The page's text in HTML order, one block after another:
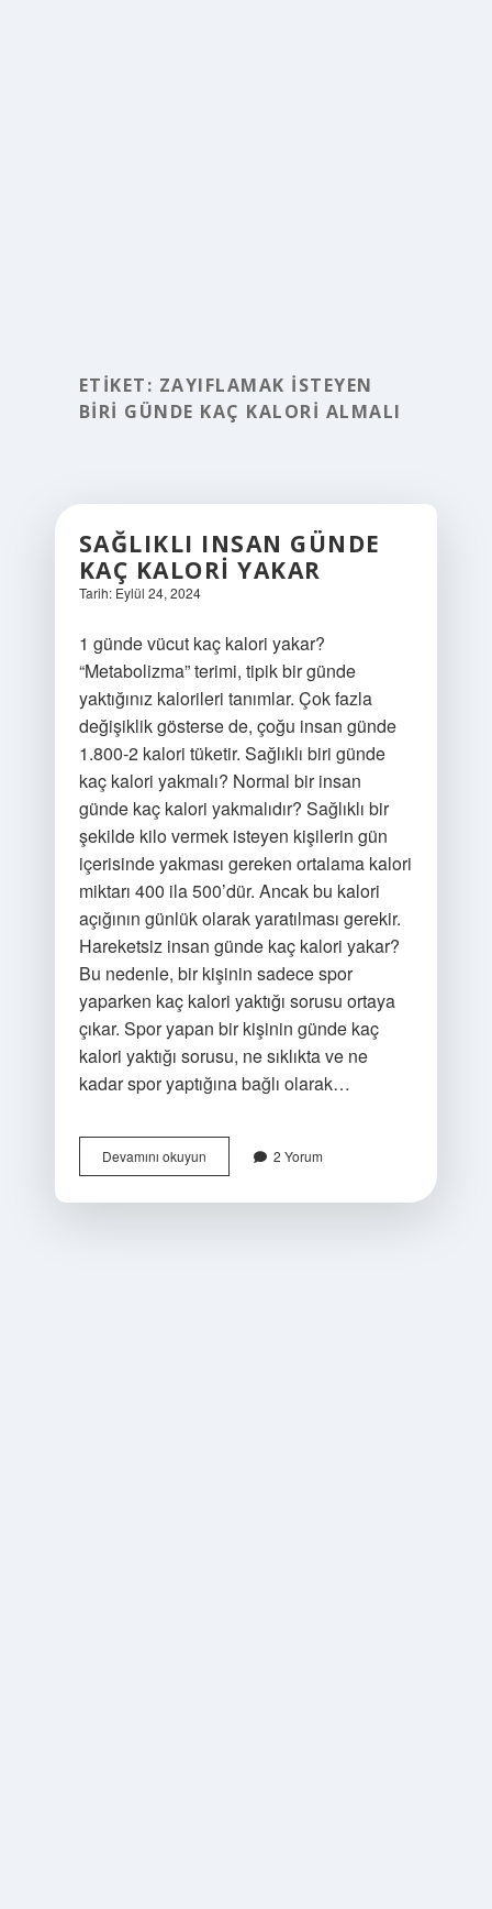
ETIKET: ZAYIFLAMAK ISTEYEN
BIRI GÜNDE KAÇ KALORI ALMALI
SAĞLIKLI INSAN GÜNDE
KAÇ KALORI YAKAR
Tarih: Eylül 24, 2024
1 günde vücut kaç kalori yakar?
“Metabolizma” terimi, tipik bir günde
yaktığınız kalorileri tanımlar. Çok fazla
değişiklik gösterse de, çoğu insan günde
1.800-2 kalori tüketir. Sağlıklı biri günde
kaç kalori yakmalı? Normal bir insan
günde kaç kalori yakmalıdır? Sağlıklı bir
şekilde kilo vermek isteyen kişilerin gün
içerisinde yakması gereken ortalama kalori
miktarı 400 ila 500’dür. Ancak bu kalori
açığının günlük olarak yaratılması gerekir.
Hareketsiz insan günde kaç kalori yakar?
Bu nedenle, bir kişinin sadece spor
yaparken kaç kalori yaktığı sorusu ortaya
çıkar. Spor yapan bir kişinin günde kaç
kalori yaktığı sorusu, ne sıklıkta ve ne
kadar spor yaptığına bağlı olarak…
Devamını okuyunSağlıklı
Insan
2 Yorum